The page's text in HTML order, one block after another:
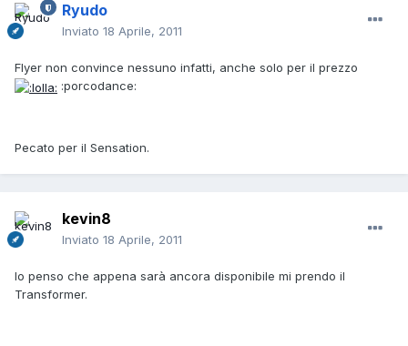
Ryudo
Inviato 18 Aprile, 2011
Flyer non convince nessuno infatti, anche solo per il prezzo
:porcodance:
Pecato per il Sensation.
kevin8
Inviato 18 Aprile, 2011
Io penso che appena sarà ancora disponibile mi prendo il
Transformer.